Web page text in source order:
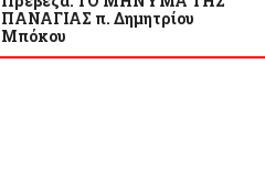
ΠΑΝΑΓΙΑΣ π. Δημητρίου
Μπόκου